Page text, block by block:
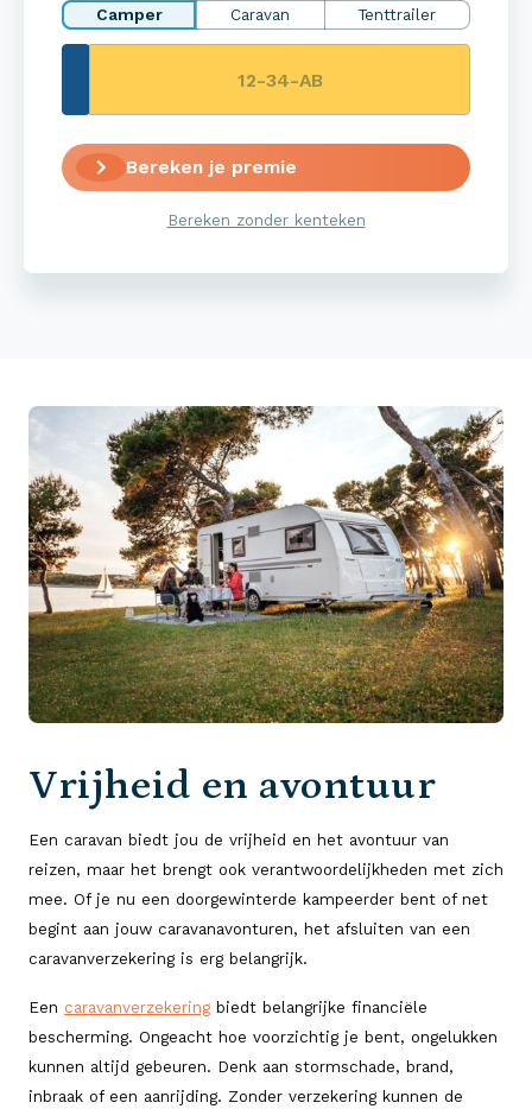
Camper Caravan Tenttrailer
Bereken je premie
Bereken zonder kenteken
Vrijheid en avontuur
Een caravan biedt jou de vrijheid en het avontuur van
reizen, maar het brengt ook verantwoordelijkheden met zich
mee. Of je nu een doorgewinterde kampeerder bent of net
begint aan jouw caravanavonturen, het afsluiten van een
caravanverzekering is erg belangrijk.
Een caravanverzekering biedt belangrijke financiële
bescherming. Ongeacht hoe voorzichtig je bent, ongelukken
kunnen altijd gebeuren. Denk aan stormschade, brand,
inbraak of een aanrijding. Zonder verzekering kunnen de